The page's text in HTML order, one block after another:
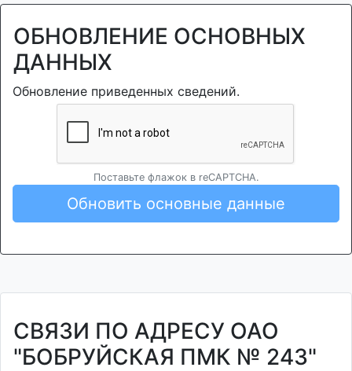
ОБНОВЛЕНИЕ ОСНОВНЫХ
ДАННЫХ
Обновление приведенных сведений.
Поставьте флажок в reCAPTCHA.
Обновить основные данные
СВЯЗИ ПО АДРЕСУ ОАО
"БОБРУЙСКАЯ ПМК № 243"